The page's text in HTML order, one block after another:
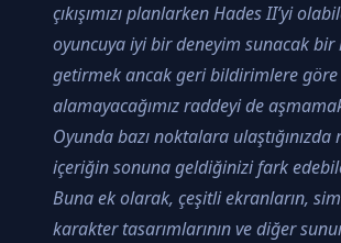
çıkışımızı planlarken Hades II’yi
oyuncuya iyi bir deneyim sunacak bir
getirmek ancak geri bildirimlere
alamayacağımız raddeyi de
Oyunda bazı noktalara ulaştığınızda
içeriğin sonuna geldiğinizi fark
Buna ek olarak, çeşitli ekranların,
karakter tasarımlarının ve diğer